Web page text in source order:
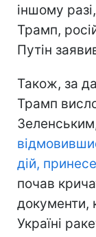
іншому
Трамп,
Путін
Також, за
Трамп
дій,
почав
документи,
Україні